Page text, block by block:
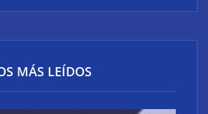
a instaladores solares
MÁS LEÍDOS